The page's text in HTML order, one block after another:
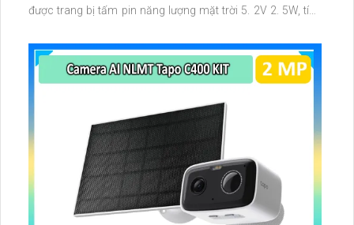
được trang bị tấm pin năng lượng mặt trời 5. 2V 2. 5W, tích
microSD tối đa 512 GB